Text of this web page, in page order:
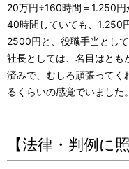
20万円÷160時間＝1.250円
40時間していても、1.250
2500円と、役職手当とし
社長としては、名目はとも
済みで、むしろ頑張ってく
るくらいの感覚でいました。
【法律・判例に